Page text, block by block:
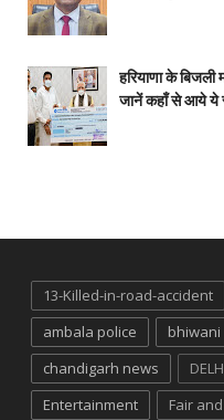
हरियाणा के बिजली
जानें कहाँ से आये
13-Killed-in-road-accident
ambala police
bhiwani
chandigarh news
Entertainment
Fair